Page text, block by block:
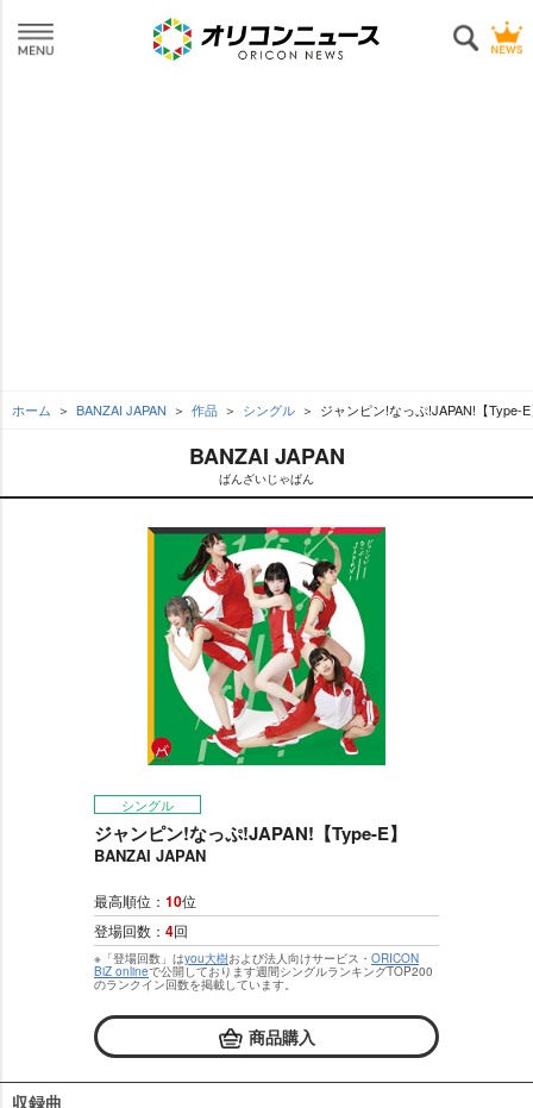
ホーム BANZAI JAPAN 作品 シングル ジャンピン!なっぷ!JAPAN!【Type-
BANZAI JAPAN
ばんざいじゃぱん
シングル
ジャンピン!なっぷ!JAPAN!【Type-E】
BANZAI JAPAN
最高順位： 10位
登場回数： 4回
※「登場回数」はyou大樹および法人向けサービス・ ORICON
BiZ onlineで公開しております週間シングルランキングTOP200
のランクイン回数を掲載しています。
商品購入
収録曲